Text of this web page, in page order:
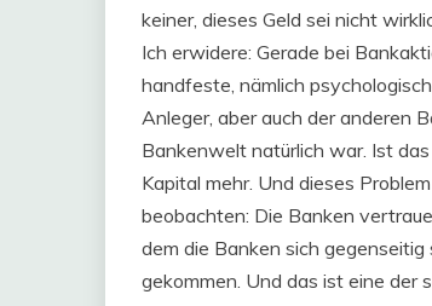
keiner, dieses Geld sei nicht
Ich erwidere: Gerade bei
handfeste, nämlich
Anleger, aber auch der anderen
Bankenwelt natürlich war. Ist
Kapital mehr. Und dieses
beobachten: Die Banken
dem die Banken sich
gekommen. Und das ist eine der